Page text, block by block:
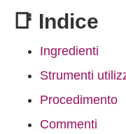
📑 Indice
Ingredienti
Strumenti
Procedimento
Commenti